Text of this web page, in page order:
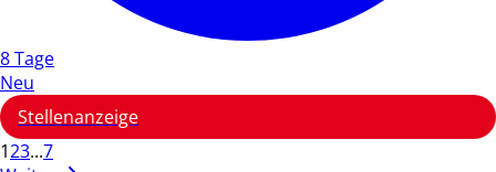
8 Tage
Neu
Stellenanzeige
123...7